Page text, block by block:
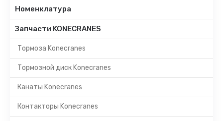
Номенклатура
Запчасти KONECRANES
Тормоза Konecranes
Тормозной диск Konecranes
Канаты Konecranes
Контакторы Konecranes